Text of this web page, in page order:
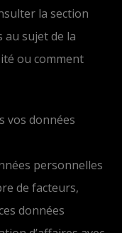
la section
au sujet de la
ou comment
vos données
personnelles
de facteurs,
données